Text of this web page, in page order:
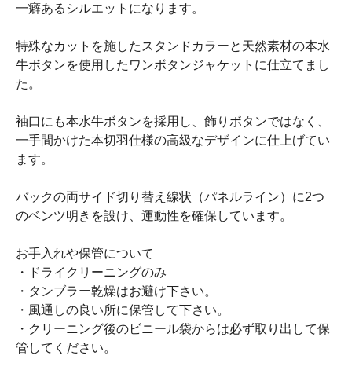
一癖あるシルエットになります。
特殊なカットを施したスタンドカラーと天然素材の本水
牛ボタンを使用したワンボタンジャケットに仕立てまし
た。
袖口にも本水牛ボタンを採用し、飾りボタンではなく、
一手間かけた本切羽仕様の高級なデザインに仕上げてい
ます。
バックの両サイド切り替え線状（パネルライン）に2つ
のベンツ明きを設け、運動性を確保しています。
お手入れや保管について
・ドライクリーニングのみ
・タンブラー乾燥はお避け下さい。
・風通しの良い所に保管して下さい。
・クリーニング後のビニール袋からは必ず取り出して保
管してください。